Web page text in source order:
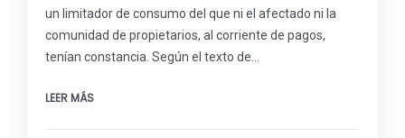
un limitador de consumo del que ni el afectado ni la
comunidad de propietarios, al corriente de pagos,
tenían constancia. Según el texto de…
LEER MÁS